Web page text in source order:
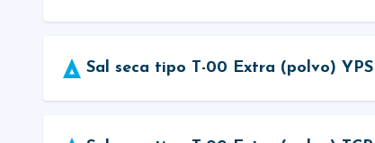
Sal seca tipo T-00 Extra (polvo) YPS